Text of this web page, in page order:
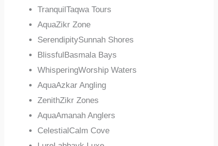
TranquilTaqwa Tours
AquaZikr Zone
SerendipitySunnah Shores
BlissfulBasmala Bays
WhisperingWorship Waters
AquaAzkar Angling
ZenithZikr Zones
AquaAmanah Anglers
CelestialCalm Cove